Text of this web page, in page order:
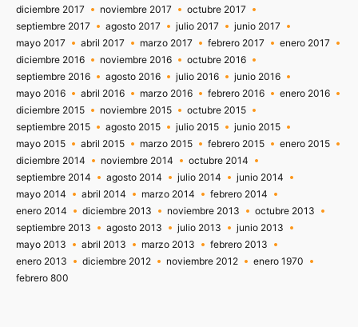
diciembre 2017
noviembre 2017
octubre 2017
septiembre 2017
agosto 2017 julio 2017
junio 2017
mayo 2017
abril 2017 marzo 2017 febrero 2017
enero 2017
diciembre 2016
noviembre 2016
octubre 2016
septiembre 2016
agosto 2016 julio 2016
junio 2016
mayo 2016
abril 2016 marzo 2016 febrero 2016
enero 2016
diciembre 2015
noviembre 2015
octubre 2015
septiembre 2015
agosto 2015 julio 2015
junio 2015
mayo 2015
abril 2015 marzo 2015 febrero 2015
enero 2015
diciembre 2014
noviembre 2014
octubre 2014
septiembre 2014
agosto 2014 julio 2014
junio 2014
mayo 2014
abril 2014 marzo 2014
febrero 2014
enero 2014
diciembre 2013 noviembre 2013
octubre 2013
septiembre 2013
agosto 2013 julio 2013
junio 2013
mayo 2013
abril 2013 marzo 2013
febrero 2013
enero 2013
diciembre 2012 noviembre 2012
enero 1970
febrero 800